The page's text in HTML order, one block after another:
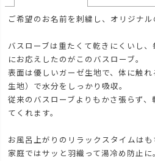
ご希望のお名前を刺繍し、オリジナル
バスローブは重たくて乾きにくいし
にお応えしたのがこのバスローブ。
表面は優しいガーゼ生地で、体に触
生地）で水分をしっかり吸収。
従来のバスローブよりもかさ張らず
てくれます。
お風呂上がりのリラックスタイムは
家庭ではサッと羽織って湯冷め防止に